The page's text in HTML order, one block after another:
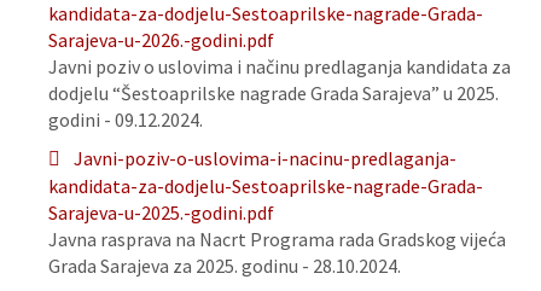
kandidata-za-dodjelu-Sestoaprilske-nagrade-Grada-
Sarajeva-u-2026.-godini.pdf
Javni poziv o uslovima i načinu predlaganja kandidata za
dodjelu “Šestoaprilske nagrade Grada Sarajeva” u 2025.
godini - 09.12.2024.
Javni-poziv-o-uslovima-i-nacinu-predlaganja-
kandidata-za-dodjelu-Sestoaprilske-nagrade-Grada-
Sarajeva-u-2025.-godini.pdf
Javna rasprava na Nacrt Programa rada Gradskog vijeća
Grada Sarajeva za 2025. godinu - 28.10.2024.